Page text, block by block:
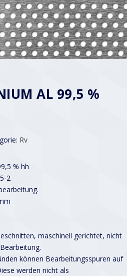
AL 99,5 %
Rv
% hh
2
maschinell gerichtet, nicht
können Bearbeitungsspuren auf
werden nicht als